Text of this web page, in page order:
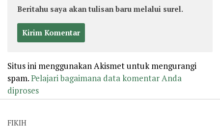
Beritahu saya akan tulisan baru melalui surel.
Situs ini menggunakan Akismet untuk mengurangi
spam.Pelajari bagaimana data komentar Anda
diproses
FIKIH